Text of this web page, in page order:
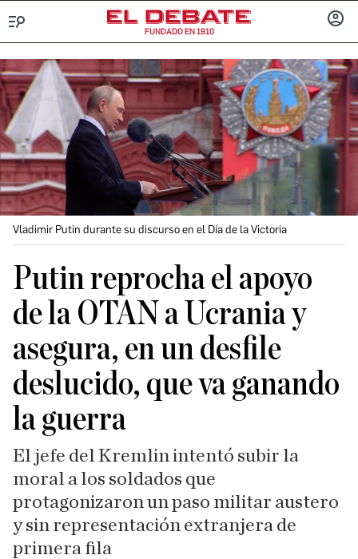
FUNDADO EN 1910
Vladimir Putin durante su discurso en el Día de la Victoria
Putin reprocha el apoyo
de la OTAN a Ucrania y
asegura, en un desfile
deslucido, que va ganando
la guerra
El jefe del Kremlin intentó subir la
moral a los soldados que
protagonizaron un paso militar austero
y sin representación extranjera de
primera fila